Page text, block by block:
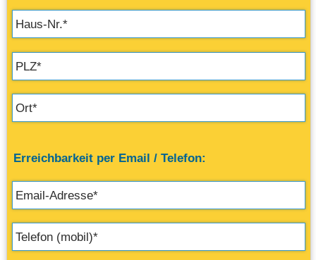
Erreichbarkeit per Email / Telefon: